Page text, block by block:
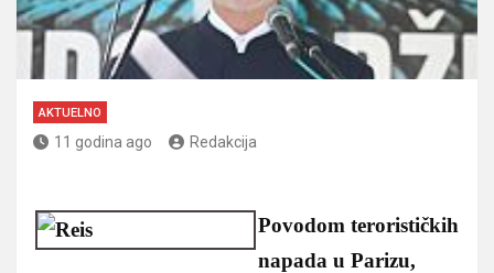
AKTUELNO
11 godina ago Redakcija
Povodom terorističkih
napada u Parizu,